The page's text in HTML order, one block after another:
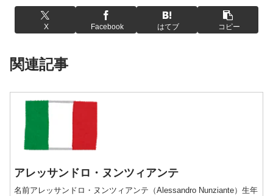
X Facebook はてブ コピー
関連記事
アレッサンドロ・ヌンツィアンテ
名前アレッサンドロ・ヌンツィアンテ（Alessandro Nunziante）生年